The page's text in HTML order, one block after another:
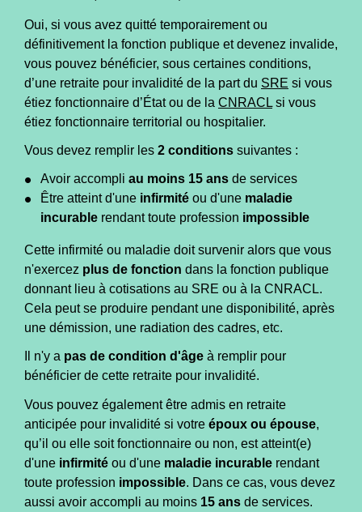
Oui, si vous avez quitté temporairement ou
définitivement la fonction publique et devenez invalide,
vous pouvez bénéficier, sous certaines conditions,
d’une retraite pour invalidité de la part du SRE si vous
étiez fonctionnaire d’État ou de la CNRACL si vous
étiez fonctionnaire territorial ou hospitalier.
Vous devez remplir les 2 conditions suivantes :
Avoir accompli au moins 15 ans de services
Être atteint d'une infirmité ou d'une maladie
incurable rendant toute profession impossible
Cette infirmité ou maladie doit survenir alors que vous
n'exercez plus de fonction dans la fonction publique
donnant lieu à cotisations au SRE ou à la CNRACL.
Cela peut se produire pendant une disponibilité, après
une démission, une radiation des cadres, etc.
Il n'y a pas de condition d'âge à remplir pour
bénéficier de cette retraite pour invalidité.
Vous pouvez également être admis en retraite
anticipée pour invalidité si votre époux ou épouse,
qu’il ou elle soit fonctionnaire ou non, est atteint(e)
d'une infirmité ou d'une maladie incurable rendant
toute profession impossible. Dans ce cas, vous devez
aussi avoir accompli au moins 15 ans de services.